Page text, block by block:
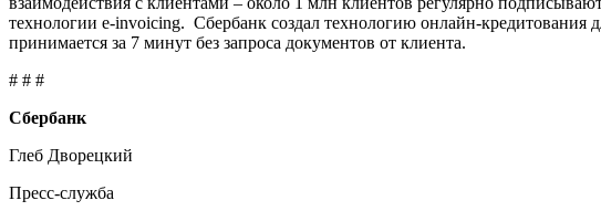
технологии e-invoicing. Сбербанк создал технологию онлайн-
принимается за 7 минут без запроса документов от клиента.
# # #
Сбербанк
Глеб Дворецкий
Пресс-служба